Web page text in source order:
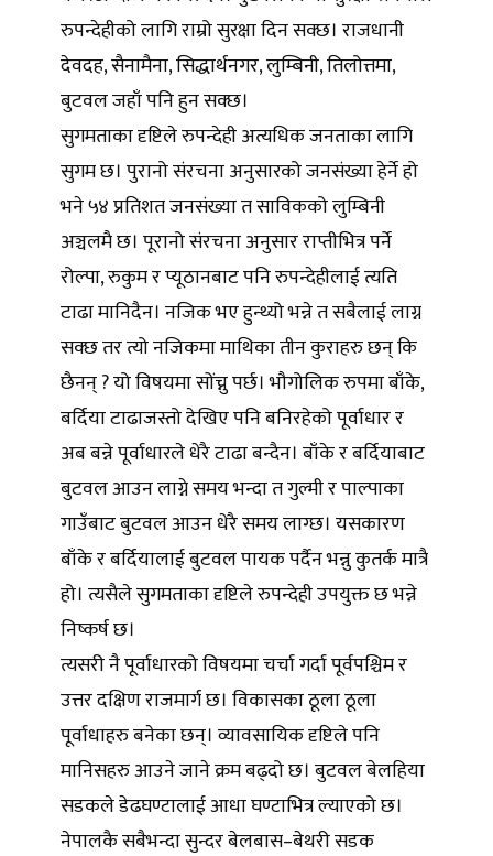
रुपन्देहीको लागि राम्रो सुरक्षा दिन सक्छ। राजधानी
देवदह, सैनामैना, सिद्धार्थनगर, लुम्बिनी, तिलोत्तमा,
बुटवल जहाँ पनि हुन सक्छ।
सुगमताका दृष्टिले रुपन्देही अत्यधिक जनताका लागि
सुगम छ। पुरानो संरचना अनुसारको जनसंख्या हेर्ने हो
भने ५४ प्रतिशत जनसंख्या त साविकको लुम्बिनी
अञ्चलमै छ। पूरानो संरचना अनुसार राप्तीभित्र पर्ने
रोल्पा, रुकुम र प्यूठानबाट पनि रुपन्देहीलाई त्यति
टाढा मानिदैन। नजिक भए हुन्थ्यो भन्ने त सबैलाई लाग्न
सक्छ तर त्यो नजिकमा माथिका तीन कुराहरु छन् कि
छैनन् ? यो विषयमा सोंच्नु पर्छ। भौगोलिक रुपमा बाँके,
बर्दिया टाढाजस्तो देखिए पनि बनिरहेको पूर्वाधार र
अब बन्ने पूर्वाधारले धेरै टाढा बन्दैन। बाँके र बर्दियाबाट
बुटवल आउन लाग्ने समय भन्दा त गुल्मी र पाल्पाका
गाउँबाट बुटवल आउन धेरै समय लाग्छ। यसकारण
बाँके र बर्दियालाई बुटवल पायक पर्दैन भन्नु कुतर्क मात्रै
हो। त्यसैले सुगमताका दृष्टिले रुपन्देही उपयुक्त छ भन्ने
निष्कर्ष छ।
त्यसरी नै पूर्वाधारको विषयमा चर्चा गर्दा पूर्वपश्चिम र
उत्तर दक्षिण राजमार्ग छ। विकासका ठूला ठूला
पूर्वाधाहरु बनेका छन्। व्यावसायिक दृष्टिले पनि
मानिसहरु आउने जाने क्रम बढ्दो छ। बुटवल बेलहिया
सडकले डेढघण्टालाई आधा घण्टाभित्र ल्याएको छ।
नेपालकै सबैभन्दा सुन्दर बेलबास–बेथरी सडक